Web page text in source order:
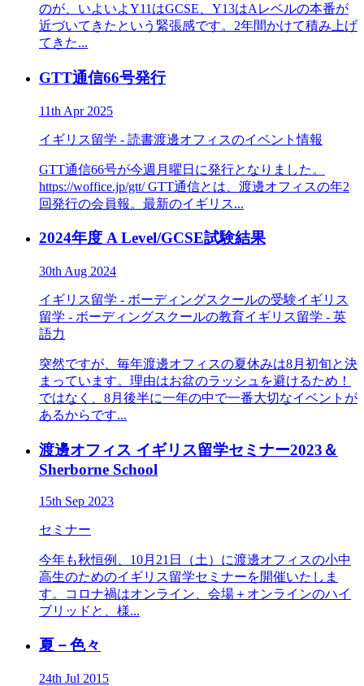
のが、いよいよY11はGCSE、Y13はAレベルの本番が
近づいてきたという緊張感です。2年間かけて積み上げ
てきた...
GTT通信66号発行
11th Apr 2025
イギリス留学 - 読書渡邊オフィスのイベント情報
GTT通信66号が今週月曜日に発行となりました。
https://woffice.jp/gtt/ GTT通信とは、渡邊オフィスの年2
回発行の会員報。最新のイギリス...
2024年度 A Level/GCSE試験結果
30th Aug 2024
イギリス留学 - ボーディングスクールの受験イギリス
留学 - ボーディングスクールの教育イギリス留学 - 英
語力
突然ですが、毎年渡邊オフィスの夏休みは8月初旬と決
まっています。理由はお盆のラッシュを避けるため！
ではなく、8月後半に一年の中で一番大切なイベントが
あるからです...
渡邊オフィス イギリス留学セミナー2023＆
Sherborne School
15th Sep 2023
セミナー
今年も秋恒例、10月21日（土）に渡邊オフィスの小中
高生のためのイギリス留学セミナーを開催いたしま
す。コロナ禍はオンライン、会場＋オンラインのハイ
ブリッドと、様...
夏－色々
24th Jul 2015